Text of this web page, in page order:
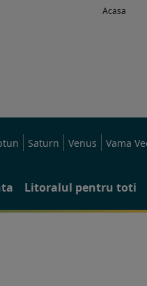
Acasa
Saturn Venus Vama
Litoralul pentru toti